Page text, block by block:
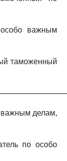
важным
таможенный
важным делам,
по особо